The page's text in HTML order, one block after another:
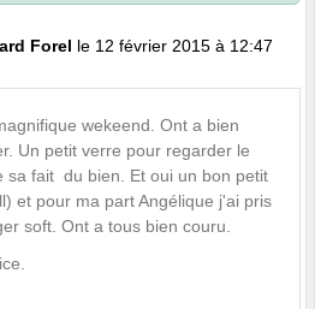
Forel le 12 février 2015 à 12:47
wekeend. Ont a bien
Un petit verre pour regarder le
sa fait du bien. Et oui un bon petit
et pour ma part Angélique j'ai pris
soft. Ont a tous bien couru.